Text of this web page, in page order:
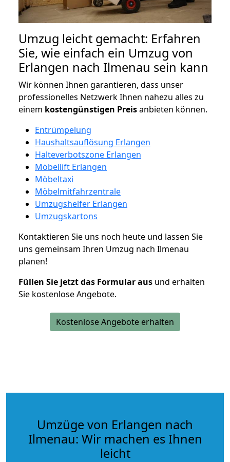
Umzug leicht gemacht: Erfahren
Sie, wie einfach ein Umzug von
Erlangen nach Ilmenau sein kann
Wir können Ihnen garantieren, dass unser
professionelles Netzwerk Ihnen nahezu alles zu
einem kostengünstigen Preisanbieten können.
Entrümpelung
Haushaltsauflösung Erlangen
Halteverbotszone Erlangen
Möbellift Erlangen
Möbeltaxi
Möbelmitfahrzentrale
Umzugshelfer Erlangen
Umzugskartons
Kontaktieren Sie uns noch heute und lassen Sie
uns gemeinsam Ihren Umzug nach Ilmenau
planen!
Füllen Sie jetzt das Formular aus und erhalten
Sie kostenlose Angebote.
Kostenlose Angebote erhalten
Umzüge von Erlangen nach
Ilmenau: Wir machen es Ihnen
leicht